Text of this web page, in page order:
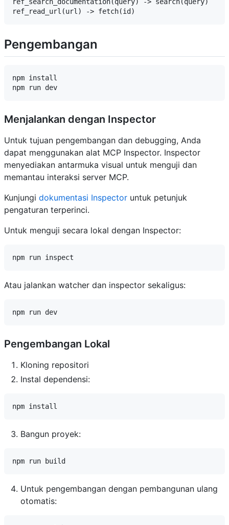
ref_search_documentation(query) -> search(query)
Pengembangan
npm install
Menjalankan dengan Inspector
Untuk tujuan pengembangan dan debugging, Anda
dapat menggunakan alat MCP Inspector. Inspector
menyediakan antarmuka visual untuk menguji dan
memantau interaksi server MCP.
Kunjungi dokumentasi Inspector untuk petunjuk
pengaturan terperinci.
Untuk menguji secara lokal dengan Inspector:
Atau jalankan watcher dan inspector sekaligus:
Pengembangan Lokal
Kloning repositori
Instal dependensi:
Bangun proyek:
Untuk pengembangan dengan pembangunan ulang
otomatis: